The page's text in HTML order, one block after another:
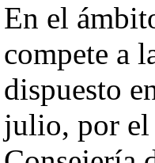
En el
compete a
dispuesto
julio, por el